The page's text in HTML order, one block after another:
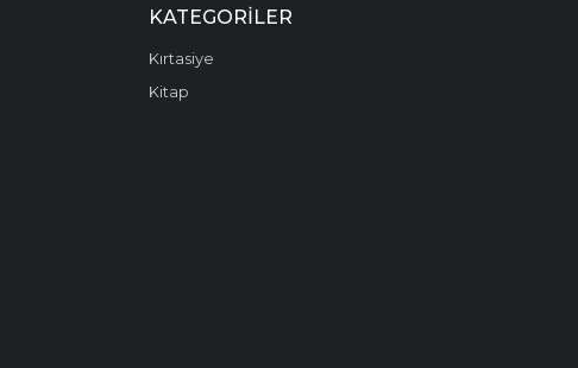
KATEGORILER
Kırtasiye
Kitap